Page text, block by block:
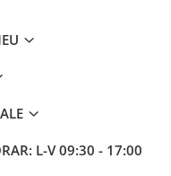
L-V 09:30 - 17:00